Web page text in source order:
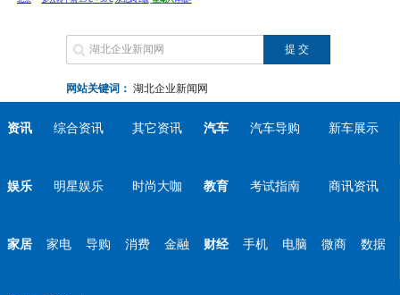
网站关键词： 湖北企业新闻网
资讯 综合资讯 其它资讯 汽车 汽车导购 新车展示
娱乐 明星娱乐 时尚大咖 教育 考试指南 商讯资讯
家居 家电 导购 消费 金融 财经 手机 电脑 微商 数据